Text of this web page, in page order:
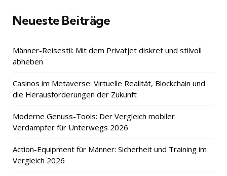
Neueste Beiträge
Männer-Reisestil: Mit dem Privatjet diskret und stilvoll
abheben
Casinos im Metaverse: Virtuelle Realität, Blockchain und
die Herausforderungen der Zukunft
Moderne Genuss-Tools: Der Vergleich mobiler
Verdampfer für Unterwegs 2026
Action-Equipment für Männer: Sicherheit und Training im
Vergleich 2026